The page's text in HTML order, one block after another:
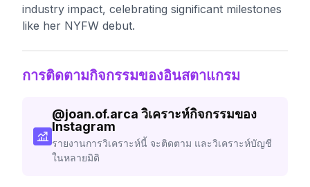
industry impact, celebrating significant milestones
like her NYFW debut.
การติดตามกิจกรรมของอินสตาแกรม
@joan.of.arca วิเคราะห์กิจกรรมของ
Instagram
รายงานการวิเคราะห์นี้ จะติดตาม และวิเคราะห์บัญชี
ในหลายมิติ